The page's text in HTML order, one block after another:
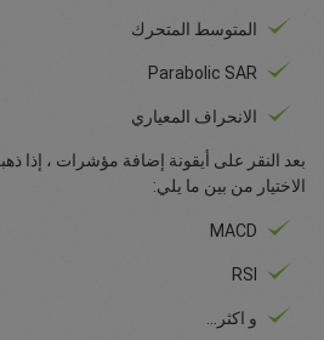
المتوسط المتحرك
Parabolic SAR
الانحراف المعياري
بعد النقر على أيقونة إضافة مؤشرات ، إذا
الاختيار من بين ما يلي:
MACD
RSI
و اكثر…